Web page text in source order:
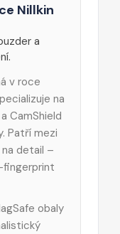
Nillkin
a
v roce
na
CamShield
Patří mezi
detail –
fingerprint
obaly